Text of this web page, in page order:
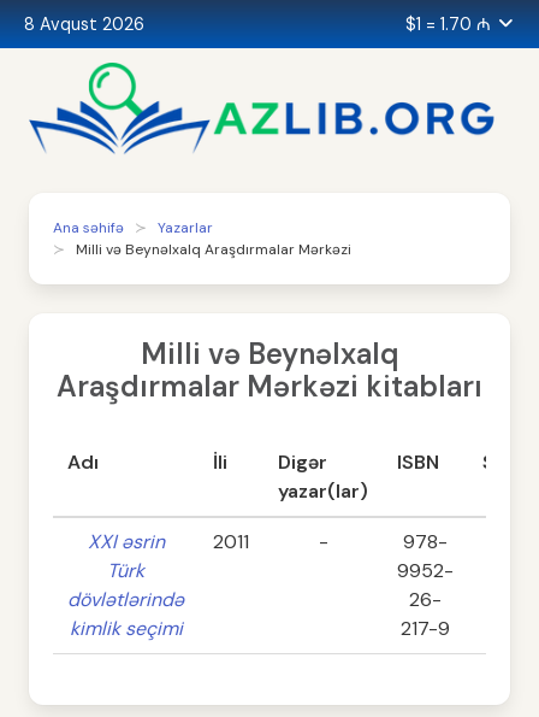
8 Avqust 2026 $1 = 1.70 ₼
Ana səhifə
Yazarlar
Milli və Beynəlxalq Araşdırmalar Mərkəzi
Milli və Beynəlxalq
Araşdırmalar Mərkəzi kitabları
Adı İli
Digər
yazar(lar)
ISBN Səhifə
XXI əsrin
Türk
dövlətlərində
kimlik seçimi
2011 -
978-
9952-
26-
217-9